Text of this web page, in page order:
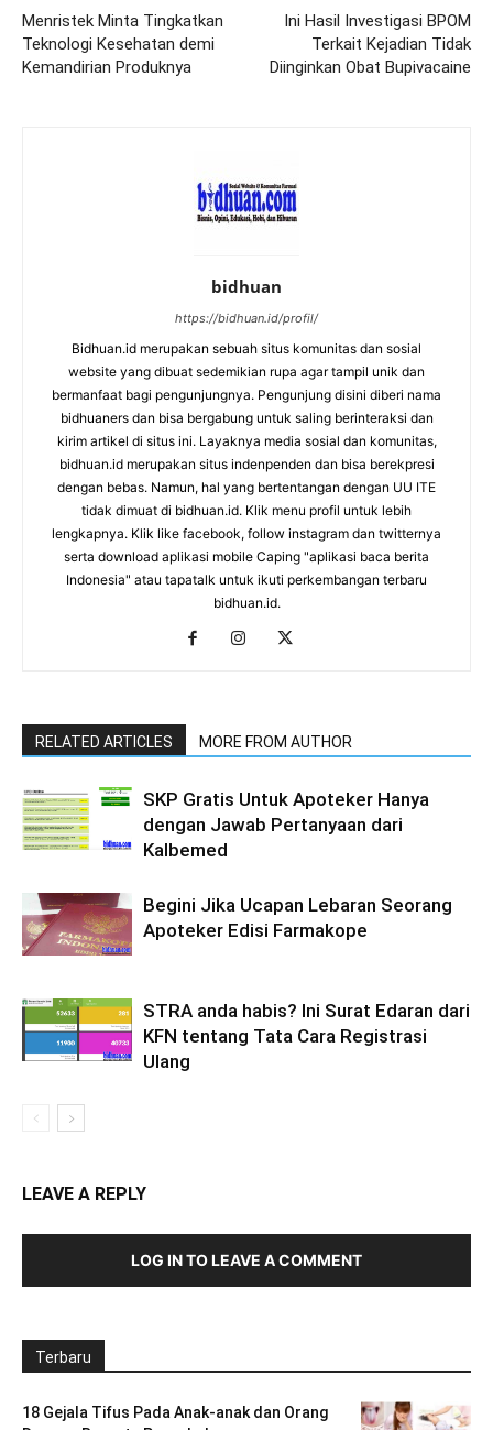
Menristek Minta Tingkatkan
Teknologi Kesehatan demi
Kemandirian Produknya
Ini Hasil Investigasi BPOM
Terkait Kejadian Tidak
Diinginkan Obat Bupivacaine
bidhuan
https://bidhuan.id/profil/
Bidhuan.id merupakan sebuah situs komunitas dan sosial
website yang dibuat sedemikian rupa agar tampil unik dan
bermanfaat bagi pengunjungnya. Pengunjung disini diberi nama
bidhuaners dan bisa bergabung untuk saling berinteraksi dan
kirim artikel di situs ini. Layaknya media sosial dan komunitas,
bidhuan.id merupakan situs indenpenden dan bisa berekpresi
dengan bebas. Namun, hal yang bertentangan dengan UU ITE
tidak dimuat di bidhuan.id. Klik menu profil untuk lebih
lengkapnya. Klik like facebook, follow instagram dan twitternya
serta download aplikasi mobile Caping "aplikasi baca berita
Indonesia" atau tapatalk untuk ikuti perkembangan terbaru
bidhuan.id.
RELATED ARTICLES MORE FROM AUTHOR
SKP Gratis Untuk Apoteker Hanya
dengan Jawab Pertanyaan dari
Kalbemed
Begini Jika Ucapan Lebaran Seorang
Apoteker Edisi Farmakope
STRA anda habis? Ini Surat Edaran dari
KFN tentang Tata Cara Registrasi
Ulang
LEAVE A REPLY
LOG IN TO LEAVE A COMMENT
Terbaru
18 Gejala Tifus Pada Anak-anak dan Orang